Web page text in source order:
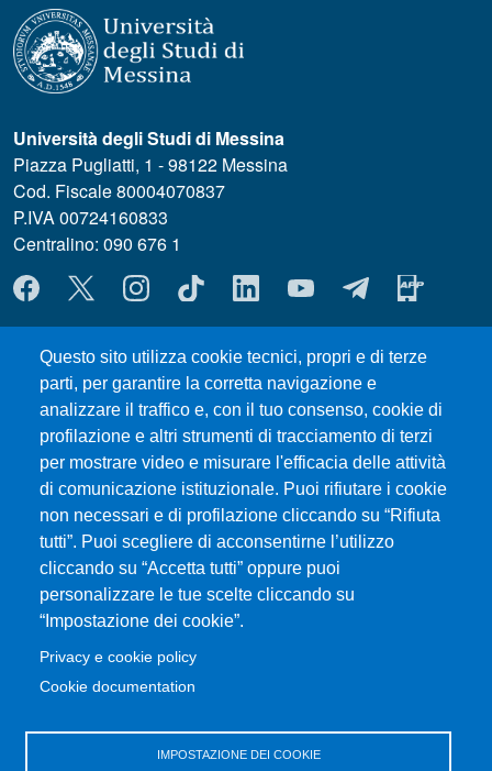
Questo sito utilizza cookie tecnici, propri e di terze
parti, per garantire la corretta navigazione e
analizzare il traffico e, con il tuo consenso, cookie di
profilazione e altri strumenti di tracciamento di terzi
per mostrare video e misurare l'efficacia delle attività
di comunicazione istituzionale. Puoi rifiutare i cookie
non necessari e di profilazione cliccando su “Rifiuta
tutti”. Puoi scegliere di acconsentirne l’utilizzo
cliccando su “Accetta tutti” oppure puoi
personalizzare le tue scelte cliccando su
“Impostazione dei cookie”.
Privacy e cookie policy
Cookie documentation
IMPOSTAZIONE DEI COOKIE
Università degli Studi di Messina
Piazza Pugliatti, 1 - 98122 Messina
Cod. Fiscale 80004070837
P.IVA 00724160833
Centralino: 090 676 1
MENÙ SOCIAL
MENÙ FOOTER 1
Where we are
Forms and Templates
Council Meetings
UniMeSTONE
Siti Tematici
Amministrazione Trasparente
Calendario Accademico
Mappa del sito
Transparent administration
Change your mind on cookies
Calls for application